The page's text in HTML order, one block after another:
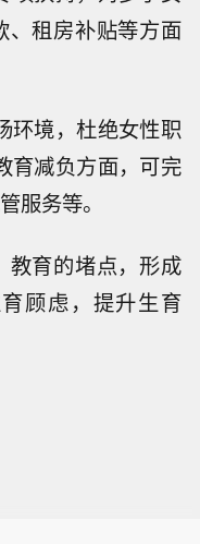
、租房补贴等方面
环境，杜绝女性职
育减负方面，可完
服务等。
教育的堵点，形成
顾虑，提升生育